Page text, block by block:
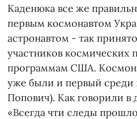
Каденюка все же
первым космонавтом
астронавтом - так
участников космических
программам США.
уже были и первый среди
Попович). Как говорили в
«Всегда чти следы